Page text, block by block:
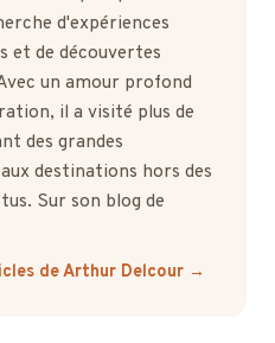
d'expériences
et de découvertes
un amour profond
il a visité plus de
des grandes
destinations hors des
Sur son blog de
de Arthur Delcour →